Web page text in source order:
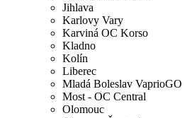
Jihlava
Karlovy Vary
Karviná OC Korso
Kladno
Kolín
Liberec
Mladá Boleslav VaprioGO
Most - OC Central
Olomouc